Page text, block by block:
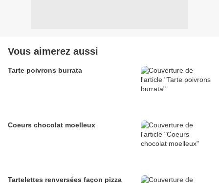
Vous aimerez aussi
Tarte poivrons burrata
Coeurs chocolat moelleux
Tartelettes renversées façon pizza